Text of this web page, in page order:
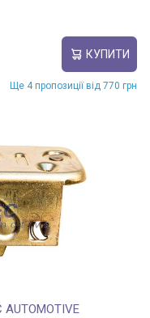
КУПИТИ
Ще 4 пропозиції від 770 грн